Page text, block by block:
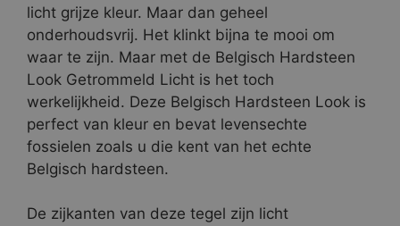
licht grijze kleur. Maar dan geheel
onderhoudsvrij. Het klinkt bijna te mooi om
waar te zijn. Maar met de Belgisch Hardsteen
Look Getrommeld Licht is het toch
werkelijkheid. Deze Belgisch Hardsteen Look is
perfect van kleur en bevat levensechte
fossielen zoals u die kent van het echte
Belgisch hardsteen.
De zijkanten van deze tegel zijn licht